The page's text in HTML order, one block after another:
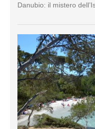
Danubio: il mistero